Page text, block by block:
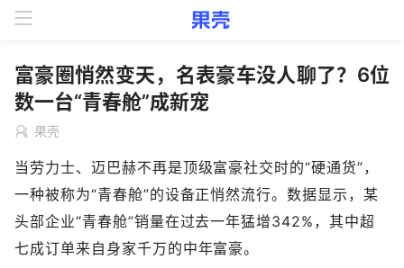
富豪圈悄然变天，名表豪车没人聊了？6位
数一台“青春舱”成新宠
果壳
当劳力士、迈巴赫不再是顶级富豪社交时的“硬通货”，
一种被称为“青春舱”的设备正悄然流行。数据显示，某
头部企业“青春舱”销量在过去一年猛增342%，其中超
七成订单来自身家千万的中年富豪。